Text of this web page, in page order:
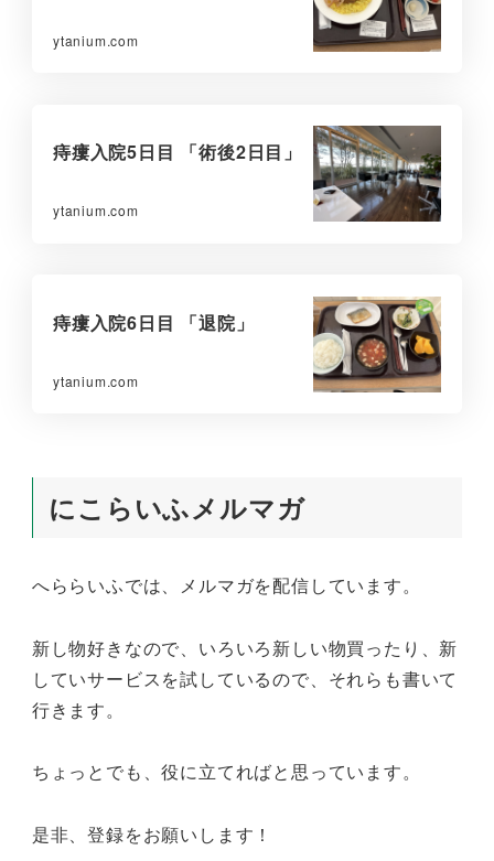
ytanium.com
痔瘻入院5日目 「術後2日目」
ytanium.com
痔瘻入院6日目 「退院」
ytanium.com
にこらいふメルマガ
へららいふでは、メルマガを配信しています。
新し物好きなので、いろいろ新しい物買ったり、新
していサービスを試しているので、それらも書いて
行きます。
ちょっとでも、役に立てればと思っています。
是非、登録をお願いします！